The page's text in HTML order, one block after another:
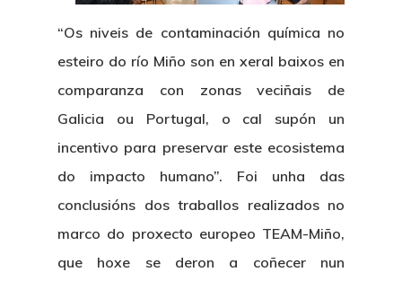
“Os niveis de contaminación química no
esteiro do río Miño son en xeral baixos en
comparanza con zonas veciñais de
Galicia ou Portugal, o cal supón un
incentivo para preservar este ecosistema
do impacto humano”. Foi unha das
conclusións dos traballos realizados no
marco do proxecto europeo TEAM-Miño,
que hoxe se deron a coñecer nun